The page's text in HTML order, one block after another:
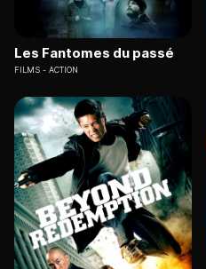
Les Fantomes du passé
FILMS ACTION